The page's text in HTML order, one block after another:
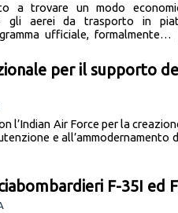
a trovare un modo
gli aerei da trasporto in
ufficiale, formalmente…
per il supporto
l’Indian Air Force per la
e all’ammodernamento
F-35I ed